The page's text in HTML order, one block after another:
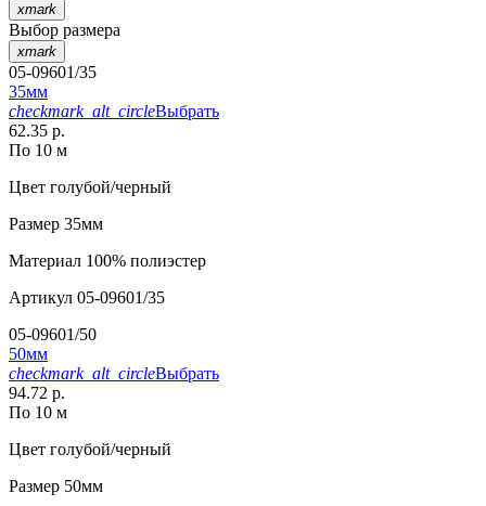
xmark
Выбор размера
xmark
05-09601/35
35мм
checkmark_alt_circleВыбрать
62.35 р.
По 10 м
Цвет голубой/черный
Размер 35мм
Материал 100% полиэстер
Артикул 05-09601/35
05-09601/50
50мм
checkmark_alt_circleВыбрать
94.72 р.
По 10 м
Цвет голубой/черный
Размер 50мм